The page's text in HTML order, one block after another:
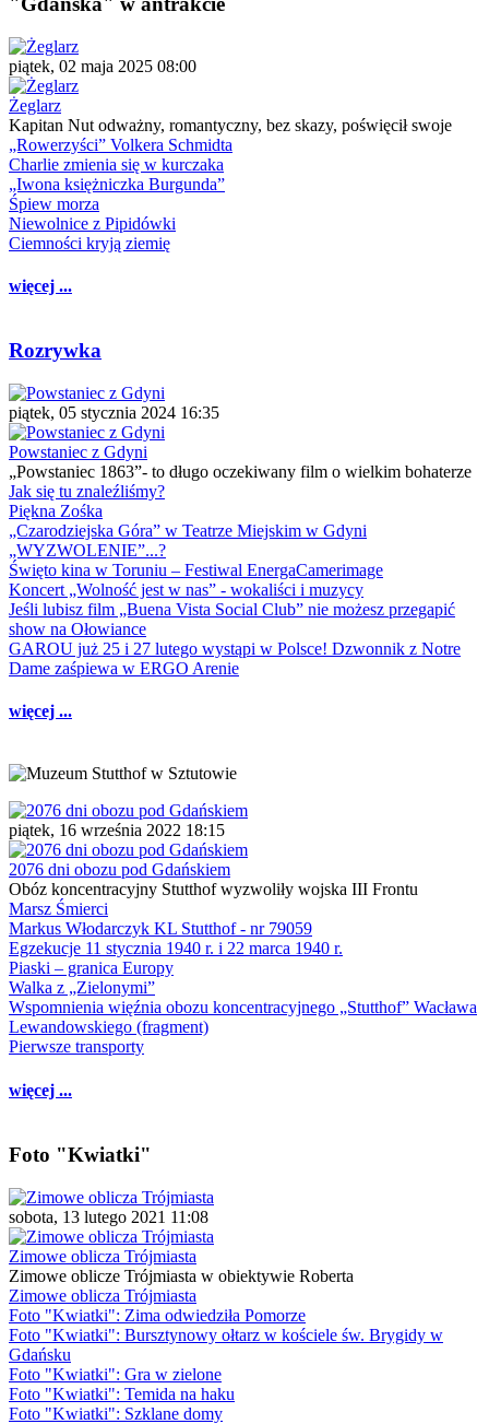
piątek, 02 maja 2025 08:00
Żeglarz
Kapitan Nut odważny, romantyczny, bez skazy, poświęcił swoje
„Rowerzyści” Volkera Schmidta
Charlie zmienia się w kurczaka
„Iwona księżniczka Burgunda”
Śpiew morza
Niewolnice z Pipidówki
Ciemności kryją ziemię
więcej ...
Rozrywka
piątek, 05 stycznia 2024 16:35
Powstaniec z Gdyni
„Powstaniec 1863”- to długo oczekiwany film o wielkim bohaterze
Jak się tu znaleźliśmy?
Piękna Zośka
„Czarodziejska Góra” w Teatrze Miejskim w Gdyni
„WYZWOLENIE”...?
Święto kina w Toruniu – Festiwal EnergaCamerimage
Koncert „Wolność jest w nas” - wokaliści i muzycy
Jeśli lubisz film „Buena Vista Social Club” nie możesz przegapić
show na Ołowiance
GAROU już 25 i 27 lutego wystąpi w Polsce! Dzwonnik z Notre
Dame zaśpiewa w ERGO Arenie
więcej ...
piątek, 16 września 2022 18:15
2076 dni obozu pod Gdańskiem
Obóz koncentracyjny Stutthof wyzwoliły wojska III Frontu
Marsz Śmierci
Markus Włodarczyk KL Stutthof - nr 79059
Egzekucje 11 stycznia 1940 r. i 22 marca 1940 r.
Piaski – granica Europy
Walka z „Zielonymi”
Wspomnienia więźnia obozu koncentracyjnego „Stutthof” Wacława
Lewandowskiego (fragment)
Pierwsze transporty
więcej ...
Foto "Kwiatki"
sobota, 13 lutego 2021 11:08
Zimowe oblicza Trójmiasta
Zimowe oblicze Trójmiasta w obiektywie Roberta
Zimowe oblicza Trójmiasta
Foto "Kwiatki": Zima odwiedziła Pomorze
Foto "Kwiatki": Bursztynowy ołtarz w kościele św. Brygidy w
Gdańsku
Foto "Kwiatki": Gra w zielone
Foto "Kwiatki": Temida na haku
Foto "Kwiatki": Szklane domy